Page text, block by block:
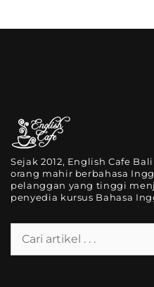
Sejak 2012, English Cafe
orang mahir berbahasa
pelanggan yang tinggi
penyedia kursus Bahasa